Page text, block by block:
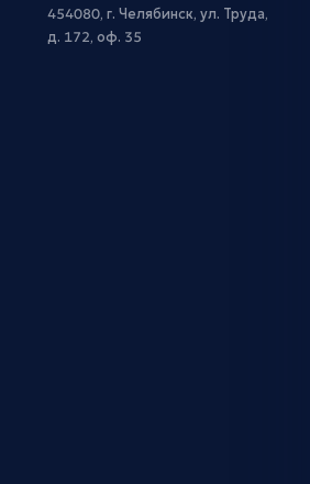
454080, г. Челябинск, ул. Труда,
д. 172, оф. 35